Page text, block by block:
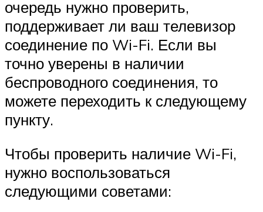
очередь нужно проверить,
поддерживает ли ваш телевизор
соединение по Wi-Fi. Если вы
точно уверены в наличии
беспроводного соединения, то
можете переходить к следующему
пункту.
Чтобы проверить наличие Wi-Fi,
нужно воспользоваться
следующими советами: